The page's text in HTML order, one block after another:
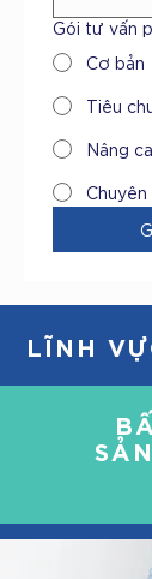
Gói tư vấn
Cơ bản
Tiêu
Nâng
Chuyên
LĨNH